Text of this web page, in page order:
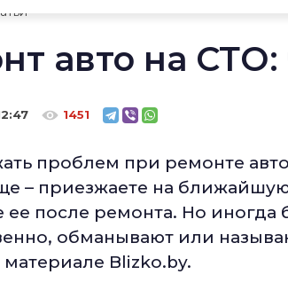
авто на СТО:
1451
проблем при ремонте
– приезжаете на
ее после ремонта. Но иногда
обманывают или
материале Blizko.by.